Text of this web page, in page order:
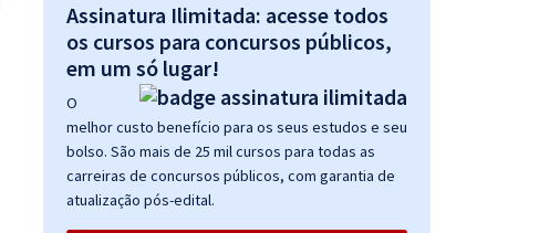
Assinatura Ilimitada: acesse todos
os cursos para concursos públicos,
em um só lugar!
O
melhor custo benefício para os seus estudos e seu
bolso. São mais de 25 mil cursos para todas as
carreiras de concursos públicos, com garantia de
atualização pós-edital.